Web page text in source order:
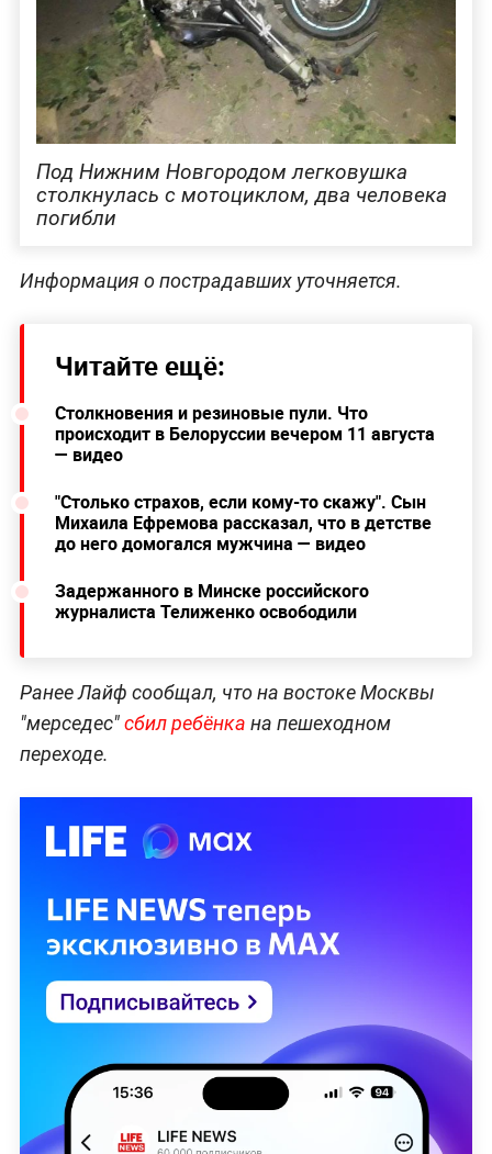
Под Нижним Новгородом легковушка
столкнулась с мотоциклом, два человека
погибли
Информация о пострадавших уточняется.
Читайте ещё:
Столкновения и резиновые пули. Что
происходит в Белоруссии вечером 11 августа
— видео
"Столько страхов, если кому-то скажу". Сын
Михаила Ефремова рассказал, что в детстве
до него домогался мужчина — видео
Задержанного в Минске российского
журналиста Телиженко освободили
Ранее Лайф сообщал, что на востоке Москвы
"мерседес"сбил ребёнка на пешеходном
переходе.